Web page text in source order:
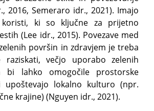
2016, Semeraro idr., 2021). Imajo
koristi, ki so ključne za prijetno
(Lee idr., 2015). Povezave med
površin in zdravjem je treba
raziskati, večjo uporabo zelenih
bi lahko omogočile prostorske
upoštevajo lokalno kulturo (npr.
krajine) (Nguyen idr., 2021).